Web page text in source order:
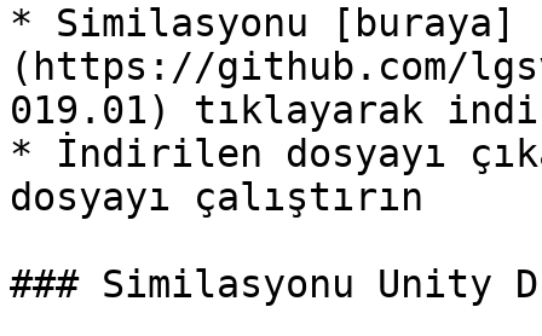
* Similasyonu [buraya]
(https://github.com/
019.01) tıklayarak
* İndirilen dosyayı
dosyayı çalıştırın
### Similasyonu Unity